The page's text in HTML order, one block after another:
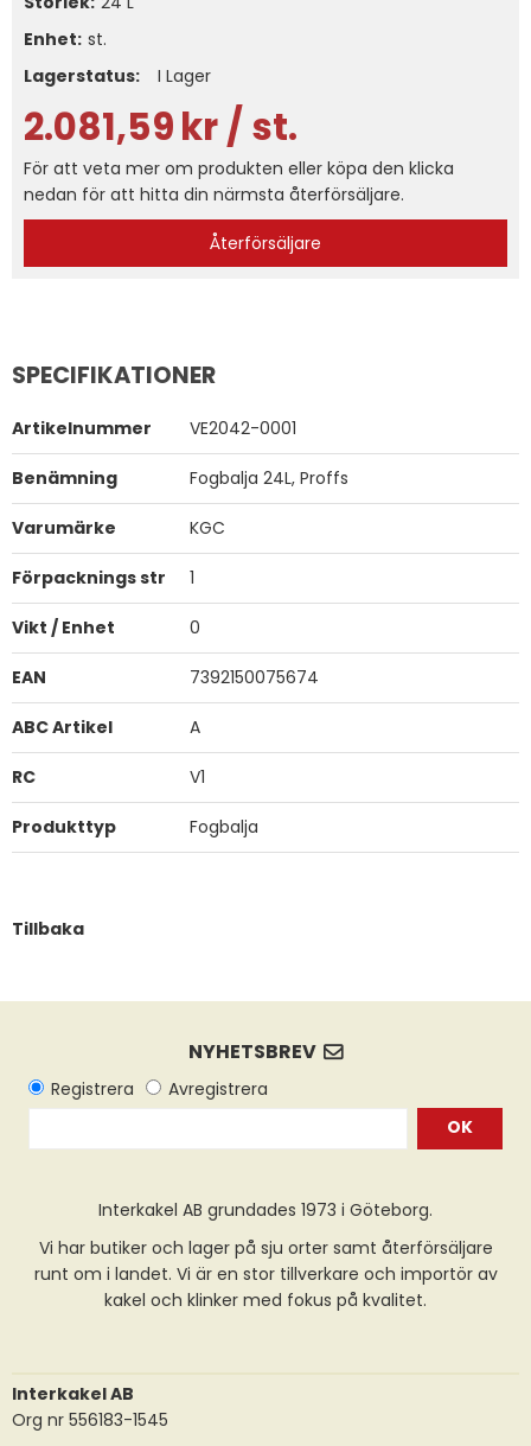
Enhet: st.
Lagerstatus:
I Lager
2.081,59kr/ st.
För att veta mer om produkten eller köpa den klicka
nedan för att hitta din närmsta återförsäljare.
Återförsäljare
SPECIFIKATIONER
Artikelnummer VE2042-0001
Benämning Fogbalja 24L, Proffs
Varumärke KGC
Förpacknings str 1
Vikt / Enhet 0
EAN 7392150075674
ABC Artikel A
RC V1
Produkttyp Fogbalja
Tillbaka
OK
Interkakel AB grundades 1973 i Göteborg.
Vi har butiker och lager på sju orter samt återförsäljare
runt om i landet. Vi är en stor tillverkare och importör av
kakel och klinker med fokus på kvalitet.
Interkakel AB
Org nr 556183-1545